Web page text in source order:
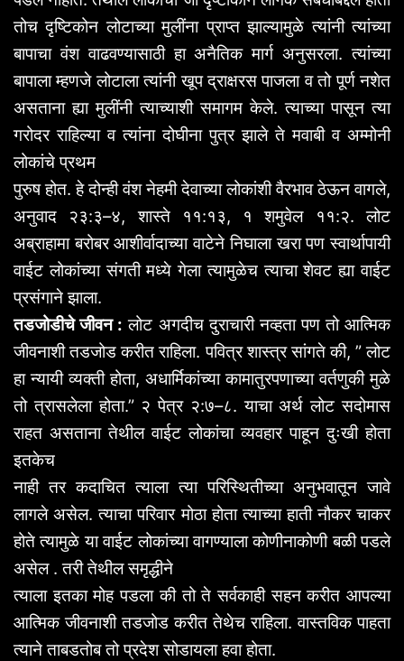
तोच दृष्टिकोन लोटाच्या मुलींना प्राप्त झाल्यामुळे त्यांनी त्यांच्या
बापाचा वंश वाढवण्यासाठी हा अनैतिक मार्ग अनुसरला.त्यांच्या
बापाला म्हणजे लोटाला त्यांनी खूप द्राक्षरस पाजला व तो पूर्ण नशेत
असताना ह्या मुलींनी त्याच्याशी समागम केले.त्याच्या पासून त्या
गरोदर राहिल्या व त्यांना दोघीना पुत्र झाले ते मवाबी व अम्मोनी
लोकांचे प्रथम
पुरुष होत.हे दोन्ही वंश नेहमी देवाच्या लोकांशी वैरभाव ठेऊन वागले,
अनुवाद
२३:३–४,शास्ते ११:१३, १ शमुवेल ११:२.लोट
अब्राहामा बरोबर आशीर्वादाच्या वाटेने निघाला खरा पण स्वार्थापायी
वाईट लोकांच्या संगती मध्ये गेला त्यामुळेच त्याचा शेवट ह्या वाईट
प्रसंगाने झाला.
तडजोडीचे जीवन: लोट अगदीच दुराचारी नव्हता पण तो आत्मिक
जीवनाशी तडजोड करीत राहिला.पवित्र शास्त्र सांगते की, ”लोट
हा न्यायी व्यक्ती होता, अधार्मिकांच्या कामातुरपणाच्या वर्तणुकी मुळे
तो त्रासलेला होता.” २ पेत्र २:७–८.याचा अर्थ लोट सदोमास
राहत असताना तेथील वाईट लोकांचा व्यवहार पाहून दुःखी होता
इतकेच
नाही तर कदाचित त्याला त्या परिस्थितीच्या अनुभवातून जावे
लागले असेल.त्याचा परिवार मोठा होता त्याच्या हाती नौकर चाकर
होते त्यामुळे या वाईट लोकांच्या वागण्याला कोणीनाकोणी बळी पडले
असेल.तरी तेथील समृद्धीने
त्याला इतका मोह पडला की तो ते सर्वकाही सहन करीत आपल्या
आत्मिक जीवनाशी तडजोड करीत तेथेच राहिला.वास्तविक पाहता
त्याने ताबडतोब तो प्रदेश सोडायला हवा होता.